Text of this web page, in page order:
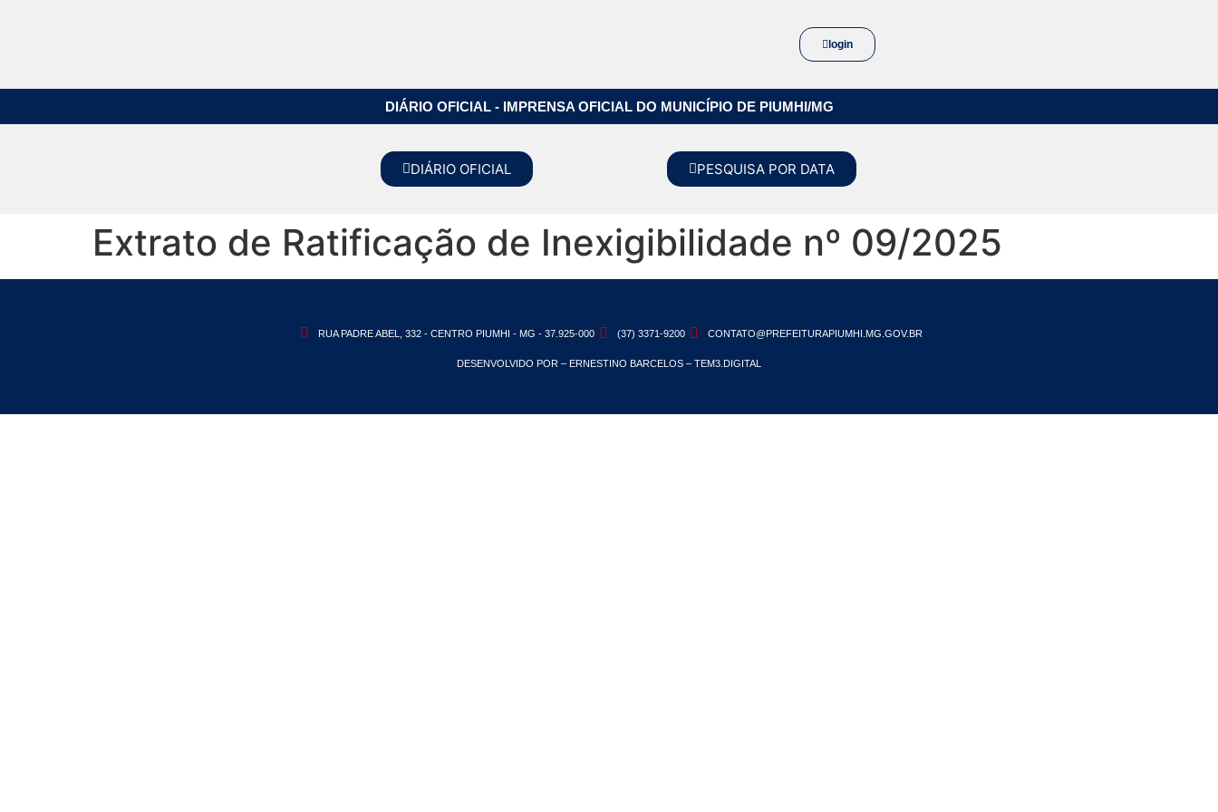
login
DIÁRIO OFICIAL - IMPRENSA OFICIAL DO MUNICÍPIO DE PIUMHI/MG
DIÁRIO OFICIAL PESQUISA POR DATA
Extrato de Ratificação de Inexigibilidade nº 09/2025
RUA PADRE ABEL, 332 - CENTRO PIUMHI - MG - 37.925-000 (37) 3371-9200 CONTATO@PREFEITURAPIUMHI.MG.GOV.BR
DESENVOLVIDO POR – ERNESTINO BARCELOS – TEM3.DIGITAL